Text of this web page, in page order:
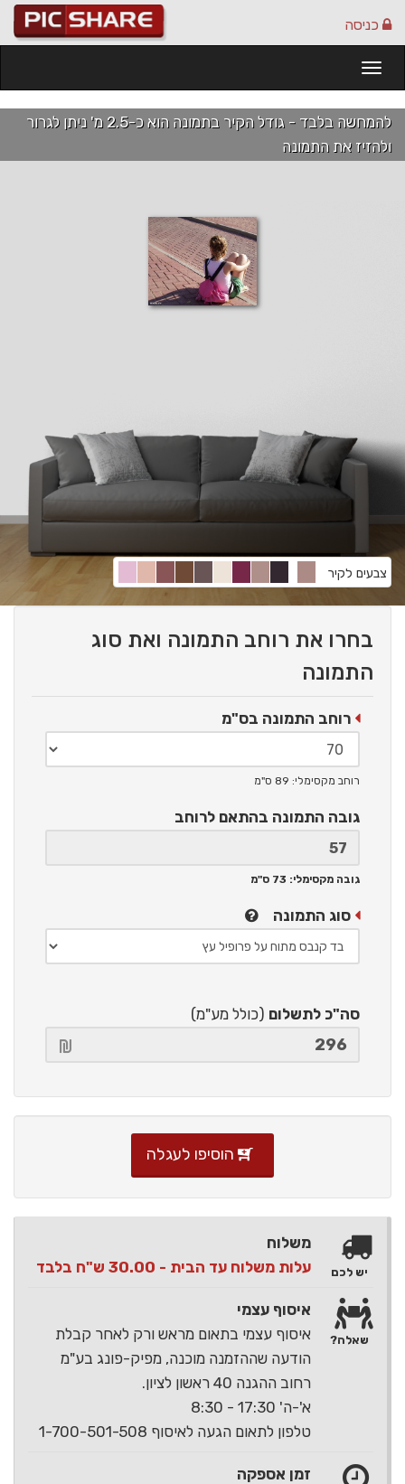
כניסה
להמחשה בלבד - גודל הקיר בתמונה הוא כ-2.5 מ' ניתן לגרור
ולהזיז את התמונה
צבעים לקיר
בחרו את רוחב התמונה ואת סוג
התמונה
רוחב התמונה בס"מ
רוחב מקסימלי: 89 ס"מ
גובה התמונה בהתאם לרוחב
גובה מקסימלי: 73 ס"מ
סוג התמונה
סה"כ לתשלום (כולל מע"מ)
הוסיפו לעגלה
משלוח
עלות משלוח עד הבית - 30.00 ש"ח בלבד
איסוף עצמי
איסוף עצמי בתאום מראש ורק לאחר קבלת
הודעה שההזמנה מוכנה, מפיק-פונג בע"מ
רחוב ההגנה 40 ראשון לציון.
א'-ה' 17:30 - 8:30
טלפון לתאום הגעה לאיסוף 1-700-501-508
זמן אספקה
יש לכם
שאלה?